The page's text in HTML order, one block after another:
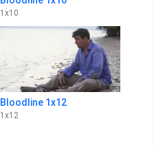
1 x10
Bloodline 1x12
1 x12